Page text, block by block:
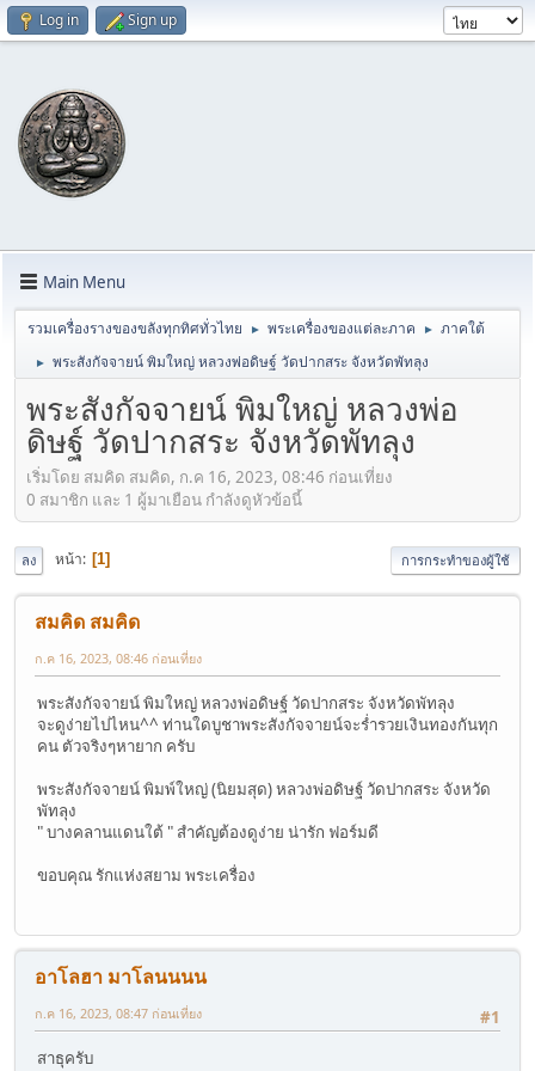
Log in Sign up
Main Menu
รวมเครื่องรางของขลังทุกทิศทั่วไทย ► พระเครื่องของแต่ละภาค ► ภาคใต้
► พระสังกัจจายน์ พิมใหญ่ หลวงพ่อดิษฐ์ วัดปากสระ จังหวัดพัทลุง
พระสังกัจจายน์ พิมใหญ่ หลวงพ่อ
ดิษฐ์ วัดปากสระ จังหวัดพัทลุง
เริ่มโดย สมคิด สมคิด, ก.ค 16, 2023, 08:46 ก่อนเที่ยง
0 สมาชิก และ 1 ผู้มาเยือน กำลังดูหัวข้อนี้
ลง หน้า 1 การกระทำของผู้ใช้
สมคิด สมคิด
ก.ค 16, 2023, 08:46 ก่อนเที่ยง
พระสังกัจจายน์ พิมใหญ่ หลวงพ่อดิษฐ์ วัดปากสระ จังหวัดพัทลุง
จะดูง่ายไปไหน^^ ท่านใดบูชาพระสังกัจจายน์จะร่ำรวยเงินทองกันทุก
คน ตัวจริงๆหายาก ครับ
พระสังกัจจายน์ พิมพ์ใหญ่ (นิยมสุด) หลวงพ่อดิษฐ์ วัดปากสระ จังหวัด
พัทลุง
" บางคลานแดนใต้ " สำคัญต้องดูง่าย น่ารัก ฟอร์มดี
ขอบคุณ รักแห่งสยาม พระเครื่อง
อาโลฮา มาโลนนนน
#1
ก.ค 16, 2023, 08:47 ก่อนเที่ยง
สาธุครับ